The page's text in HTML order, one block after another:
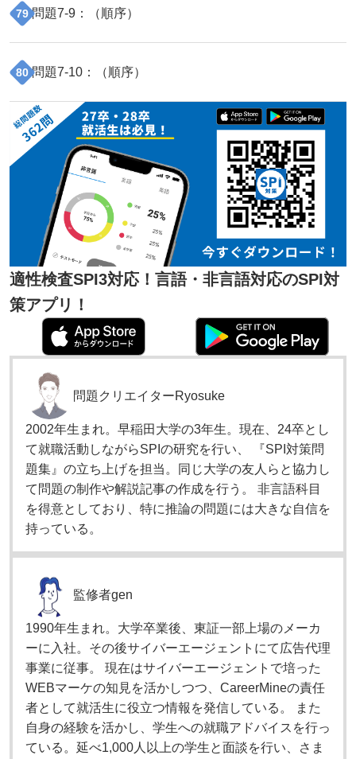
79 問題7-9 ：（順序）
80 問題7-10 ：（順序）
適性検査SPI3対応！言語・非言語対応のSPI対
策アプリ！
問題クリエイターRyosuke
2002年生まれ。早稲田大学の3年生。現在、24卒とし
て就職活動しながらSPIの研究を行い、 『SPI対策問
題集』の立ち上げを担当。同じ大学の友人らと協力し
て問題の制作や解説記事の作成を行う。 非言語科目
を得意としており、特に推論の問題には大きな自信を
持っている。
監修者gen
1990年生まれ。大学卒業後、東証一部上場のメーカ
ーに入社。その後サイバーエージェントにて広告代理
事業に従事。 現在はサイバーエージェントで培った
WEBマーケの知見を活かしつつ、CareerMineの責任
者として就活生に役立つ情報を発信している。 また
自身の経験を活かし、学生への就職アドバイスを行っ
ている。延べ1,000人以上の学生と面談を行い、さま